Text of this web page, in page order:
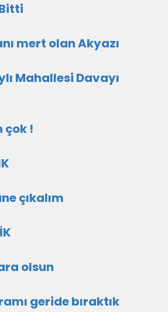
mert olan Akyazı
Mahallesi Davayı
çok !
çıkalım
olsun
geride bıraktık